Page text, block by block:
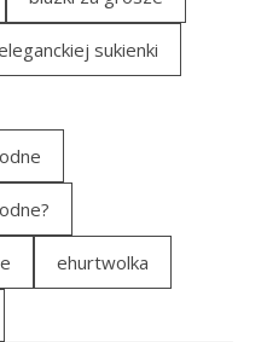
sukienki
ehurtwolka